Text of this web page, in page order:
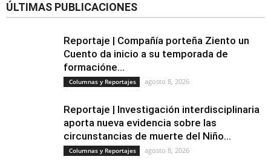
ÚLTIMAS PUBLICACIONES
Reportaje | Compañía porteña Ziento un
Cuento da inicio a su temporada de
formacióne...
Columnas y Reportajes agosto 8, 2026
Reportaje | Investigación interdisciplinaria
aporta nueva evidencia sobre las
circunstancias de muerte del Niño...
Columnas y Reportajes agosto 8, 2026